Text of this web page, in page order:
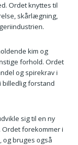
Ordet knyttes til
skårlægning,
kim og
forhold. Ordet
og spirekrav i
billedlig forstand
sig til en ny
forekommer i
og bruges også